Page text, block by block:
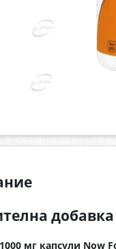
мг капсули Now